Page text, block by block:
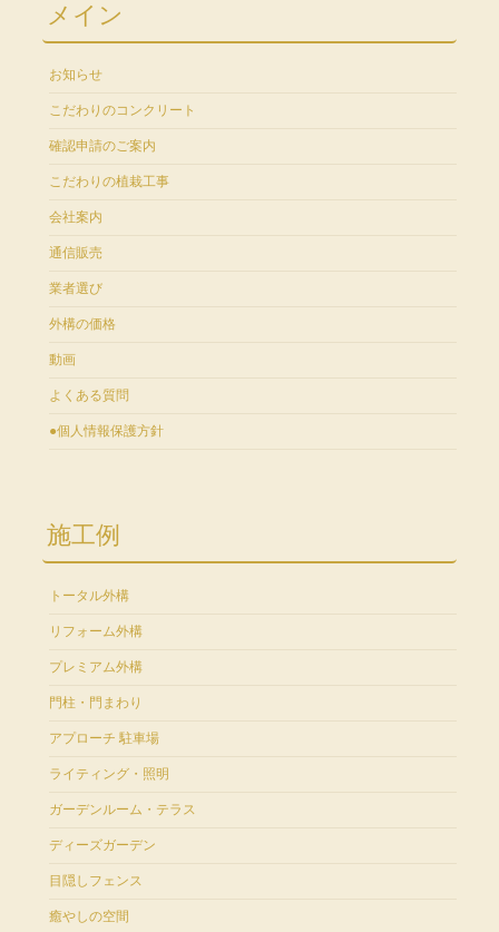
メイン
お知らせ
こだわりのコンクリート
確認申請のご案内
こだわりの植栽工事
会社案内
通信販売
業者選び
外構の価格
動画
よくある質問
●個人情報保護方針
施工例
トータル外構
リフォーム外構
プレミアム外構
門柱・門まわり
アプローチ 駐車場
ライティング・照明
ガーデンルーム・テラス
ディーズガーデン
目隠しフェンス
癒やしの空間